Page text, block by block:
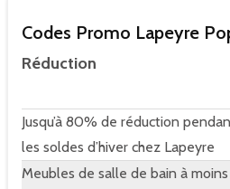
Codes Promo Lapeyre
Réduction
Jusqu’à 80% de réduction
les soldes d’hiver chez Lapeyre
Meubles de salle de bain à moins